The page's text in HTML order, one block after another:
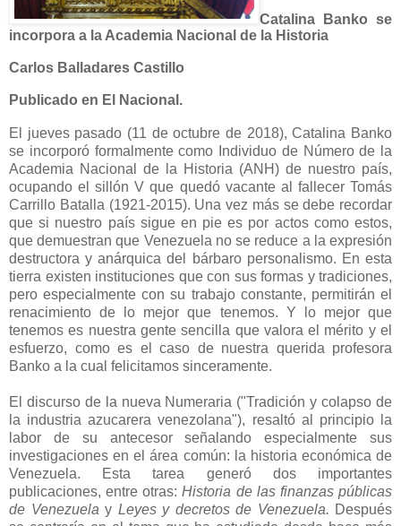
Catalina Banko se
incorpora a la Academia Nacional de la Historia
Carlos Balladares Castillo
Publicado en El Nacional.
El jueves pasado (11 de octubre de 2018), Catalina Banko
se incorporó formalmente como Individuo de Número de la
Academia Nacional de la Historia (ANH) de nuestro país,
ocupando el sillón V que quedó vacante al fallecer Tomás
Carrillo Batalla (1921-2015). Una vez más se debe recordar
que si nuestro país sigue en pie es por actos como estos,
que demuestran que Venezuela no se reduce a la expresión
destructora y anárquica del bárbaro personalismo. En esta
tierra existen instituciones que con sus formas y tradiciones,
pero especialmente con su trabajo constante, permitirán el
renacimiento de lo mejor que tenemos. Y lo mejor que
tenemos es nuestra gente sencilla que valora el mérito y el
esfuerzo, como es el caso de nuestra querida profesora
Banko a la cual felicitamos sinceramente.
El discurso de la nueva Numeraria ("Tradición y colapso de
la industria azucarera venezolana"), resaltó al principio la
labor de su antecesor señalando especialmente sus
investigaciones en el área común: la historia económica de
Venezuela. Esta tarea generó dos importantes
publicaciones, entre otras:Historia de las finanzas públicas
de Venezuela y Leyes y decretos de Venezuela. Después